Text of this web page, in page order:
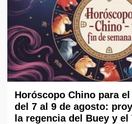
Horóscopo Chino para
del 7 al 9 de agosto:
la regencia del Buey y el